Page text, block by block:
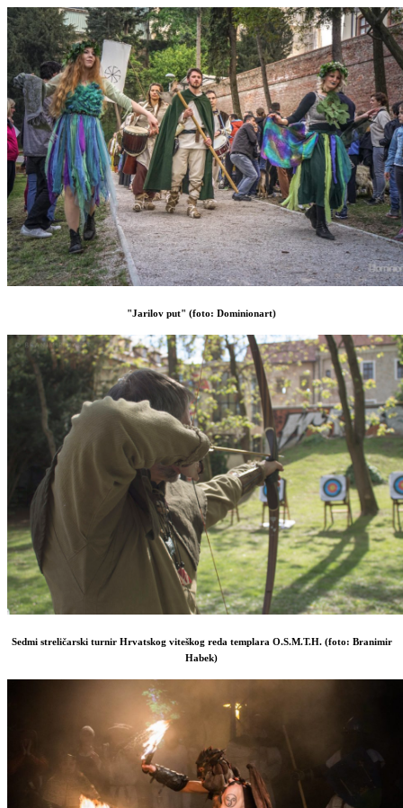
"Jarilov put" (foto: Dominionart)
Sedmi streličarski turnir Hrvatskog viteškog reda templara O.S.M.T.H. (foto: Branimir
Habek)